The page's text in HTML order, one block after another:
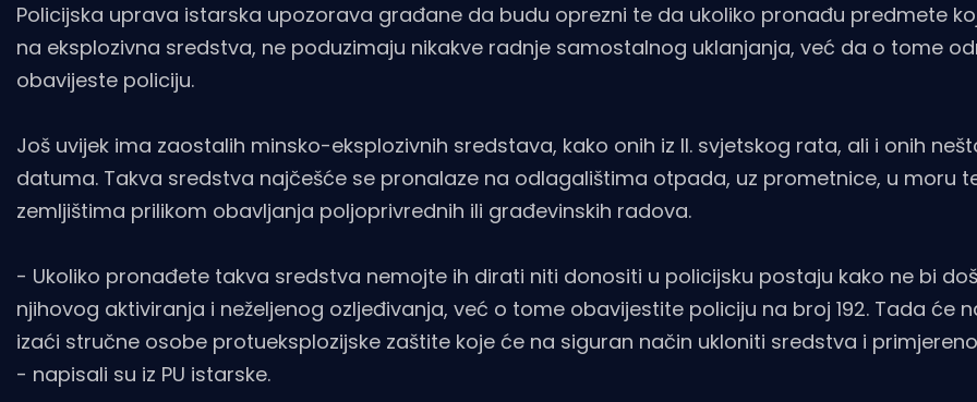
Policijska uprava istarska upozorava građane da budu oprezni te da ukoliko pronađu predmete
na eksplozivna sredstva, ne poduzimaju nikakve radnje samostalnog uklanjanja, već da o tome
obavijeste policiju.
Još uvijek ima zaostalih minsko-eksplozivnih sredstava, kako onih iz II. svjetskog rata, ali i onih
datuma. Takva sredstva najčešće se pronalaze na odlagalištima otpada, uz prometnice, u moru
zemljištima prilikom obavljanja poljoprivrednih ili građevinskih radova.
- Ukoliko pronađete takva sredstva nemojte ih dirati niti donositi u policijsku postaju kako ne bi
njihovog aktiviranja i neželjenog ozljeđivanja, već o tome obavijestite policiju na broj 192. Tada će
izaći stručne osobe protueksplozijske zaštite koje će na siguran način ukloniti sredstva i
- napisali su iz PU istarske.